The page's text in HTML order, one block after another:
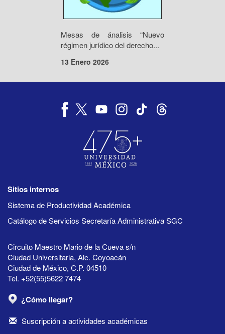
Mesas de ánalisis “Nuevo
régimen jurídico del derecho...
13 Enero 2026
Sitios internos
Sistema de Productividad Académica
Catálogo de Servicios Secretaría Administrativa SGC
Circuito Maestro Mario de la Cueva s/n
Ciudad Universitaria, Alc. Coyoacán
Ciudad de México, C.P. 04510
Tel. +52(55)5622 7474
¿Cómo llegar?
Suscripción a actividades académicas